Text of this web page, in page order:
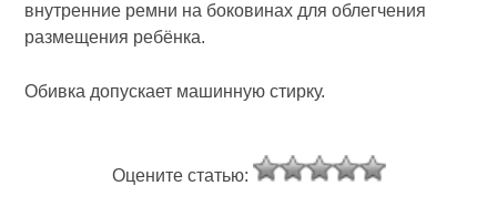
внутренние ремни на боковинах для облегчения
размещения ребёнка.
Обивка допускает машинную стирку.
Оцените статью: